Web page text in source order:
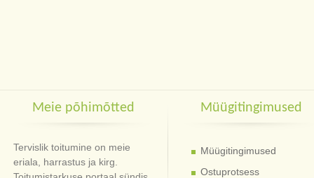
Meie põhimõtted
Tervislik toitumine on meie
eriala, harrastus ja kirg.
Müügitingimused
Müügitingimused
Ostuprotsess